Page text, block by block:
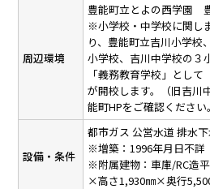
周辺環境
豊能町立とよの西学園
※小学校・中学校に関し
り、豊能町立吉川小学校
小学校、吉川中学校の３
「義務教育学校」として
が開校します。（旧吉川
能町HPをご確認ください。
設備・条件
都市ガス 公営水道 排水
※増築：1996年月日不詳
※附属建物：車庫/RC造
×高さ1,930㎜×奥行5,500